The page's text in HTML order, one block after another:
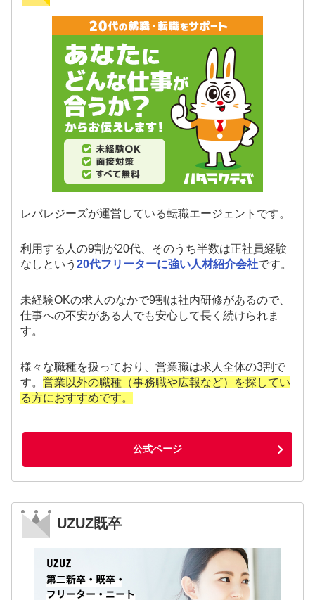
レバレジーズが運営している転職エージェントです。
利用する人の9割が20代、そのうち半数は正社員経験
なしという20代フリーターに強い人材紹介会社です。
未経験OKの求人のなかで9割は社内研修があるので、
仕事への不安がある人でも安心して長く続けられま
す。
様々な職種を扱っており、営業職は求人全体の3割で
す。営業以外の職種（事務職や広報など）を探してい
る方におすすめです。
公式ページ
UZUZ既卒